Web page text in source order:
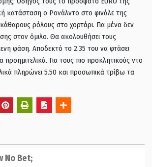
κατάσταση ο Ρονάλντο στο φινάλε της
ρόλους στο χορτάρι. Για μένα δεν
στον όμιλο. Θα ακολουθήσει τους
φάση. Αποδεκτό το 2.35 του να φτάσει
προημιτελικά. Για τους πιο προκλητικούς ντο
πληρώνει 5.50 και προσωπικά τρίβω τα
No Bet;